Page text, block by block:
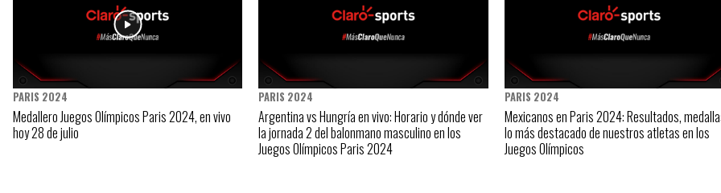
PARIS 2024
Medallero Juegos Olímpicos Paris 2024, en vivo
hoy 28 de julio
PARIS 2024
Argentina vs Hungría en vivo: Horario y dónde ver
la jornada 2 del balonmano masculino en los
Juegos Olímpicos Paris 2024
PARIS 2024
Mexicanos en Paris 2024: Resultados,
lo más destacado de nuestros atletas en los
Juegos Olímpicos